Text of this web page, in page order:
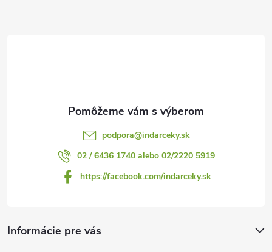
podpora@indarceky.sk
02 / 6436 1740 alebo 02/2220 5919
https://facebook.com/indarceky.sk
Informácie pre vás